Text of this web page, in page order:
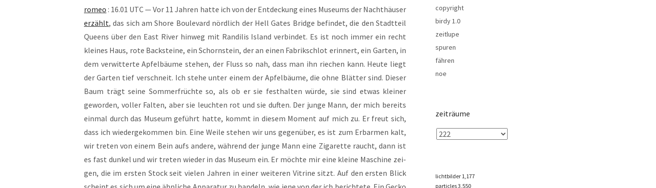
romeo : 16.01 UTC — Vor 11 Jah­ren hat­te ich von der Ent­de­ckung eines Muse­ums der Nacht­häu­ser
erzählt, das sich am Shore Bou­le­vard nörd­lich der Hell Gates Bridge befin­det, die den Stadt­teil
Queens über den East River hin­weg mit Ran­di­lis Island ver­bin­det. Es ist noch immer ein recht
klei­nes Haus, rote Back­stei­ne, ein Schorn­stein, der an einen Fabrik­schlot erin­nert, ein Gar­ten, in
dem ver­wit­ter­te Apfel­bäu­me ste­hen, der Fluss so nah, dass man ihn rie­chen kann. Heu­te liegt
der Gar­ten tief ver­schneit. Ich ste­he unter einem der Apfel­bäu­me, die ohne Blät­ter sind. Die­ser
Baum trägt sei­ne Som­mer­früch­te so, als ob er sie fest­hal­ten wür­de, sie sind etwas klei­ner
gewor­den, vol­ler Fal­ten, aber sie leuch­ten rot und sie duf­ten. Der jun­ge Mann, der mich bereits
ein­mal durch das Muse­um geführt hat­te, kommt in die­sem Moment auf mich zu. Er freut sich,
dass ich wie­der­ge­kom­men bin. Eine Wei­le ste­hen wir uns gegen­über, es ist zum Erbar­men kalt,
wir tre­ten von einem Bein aufs ande­re, wäh­rend der jun­ge Mann eine Ziga­ret­te raucht, dann ist
es fast dun­kel und wir tre­ten wie­der in das Muse­um ein. Er möch­te mir eine klei­ne Maschi­ne zei­
gen, die im ers­ten Stock seit vie­len Jah­ren in einer wei­te­ren Vitri­ne sitzt. Auf den ers­ten Blick
copyright
birdy 1.0
zeitlupe
spuren
fähren
noe
zeiträume
lichtbilder 1,177
particles3,550